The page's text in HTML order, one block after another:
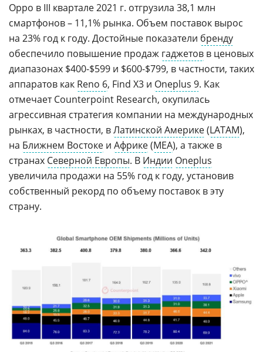
Oppo в III квартале 2021 г. отгрузила 38,1 млн
смартфонов – 11,1% рынка. Объем поставок вырос
на 23% год к году. Достойные показатели бренду
обеспечило повышение продаж гаджетов в ценовых
диапазонах $400-$599 и $600-$799, в частности, таких
аппаратов как Reno 6, Find X3 и Oneplus 9. Как
отмечает Counterpoint Research, окупилась
агрессивная стратегия компании на международных
рынках, в частности, вЛатинской Америке(LATAM),
на Ближнем Востоке и Африке(MEA), а также в
странах Северной Европы. В Индии Oneplus
увеличила продажи на 55% год к году, установив
собственный рекорд по объему поставок в эту
страну.